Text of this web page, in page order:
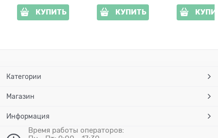
КУПИТЬ КУПИТЬ
Категории
Магазин
Информация
Время работы операторов: